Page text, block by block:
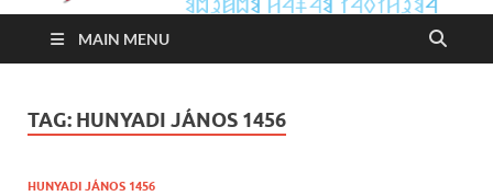
MAIN MENU
TAG: HUNYADI JÁNOS 1456
HUNYADI JÁNOS 1456